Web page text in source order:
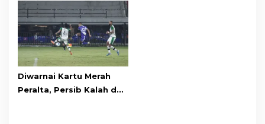
Awards pada PRIMA
Awards 2026
Diwarnai Kartu Merah
Peralta, Persib Kalah dari